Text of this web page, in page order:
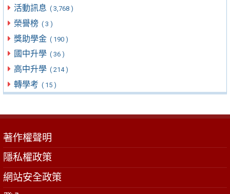
活動訊息 ( 3,768 )
榮譽榜 ( 3 )
獎助學金 ( 190 )
國中升學 ( 36 )
高中升學 ( 214 )
轉學考 ( 15 )
著作權聲明
隱私權政策
網站安全政策